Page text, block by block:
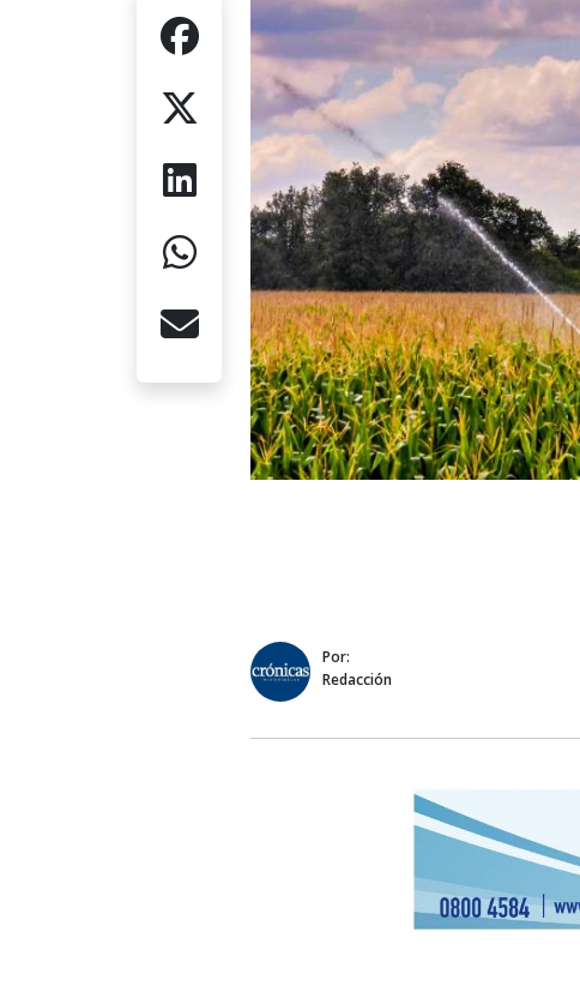
Por:
Redacción